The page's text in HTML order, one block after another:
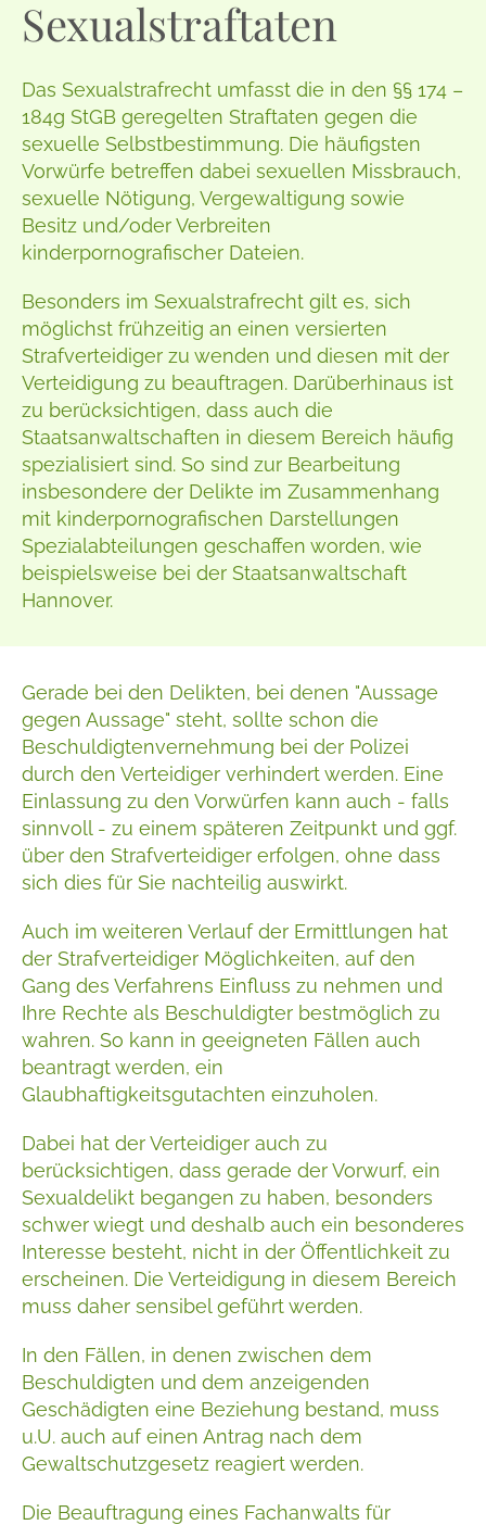
Sexualstraftaten
Das Sexualstrafrecht umfasst die in den §§ 174 –
184g StGB geregelten Straftaten gegen die
sexuelle Selbstbestimmung. Die häufigsten
Vorwürfe betreffen dabei sexuellen Missbrauch,
sexuelle Nötigung, Vergewaltigung sowie
Besitz und/oder Verbreiten
kinderpornografischer Dateien.
Besonders im Sexualstrafrecht gilt es, sich
möglichst frühzeitig an einen versierten
Strafverteidiger zu wenden und diesen mit der
Verteidigung zu beauftragen. Darüberhinaus ist
zu berücksichtigen, dass auch die
Staatsanwaltschaften in diesem Bereich häufig
spezialisiert sind. So sind zur Bearbeitung
insbesondere der Delikte im Zusammenhang
mit kinderpornografischen Darstellungen
Spezialabteilungen geschaffen worden, wie
beispielsweise bei der Staatsanwaltschaft
Hannover.
Gerade bei den Delikten, bei denen "Aussage
gegen Aussage" steht, sollte schon die
Beschuldigtenvernehmung bei der Polizei
durch den Verteidiger verhindert werden. Eine
Einlassung zu den Vorwürfen kann auch - falls
sinnvoll - zu einem späteren Zeitpunkt und ggf.
über den Strafverteidiger erfolgen, ohne dass
sich dies für Sie nachteilig auswirkt.
Auch im weiteren Verlauf der Ermittlungen hat
der Strafverteidiger Möglichkeiten, auf den
Gang des Verfahrens Einfluss zu nehmen und
Ihre Rechte als Beschuldigter bestmöglich zu
wahren. So kann in geeigneten Fällen auch
beantragt werden, ein
Glaubhaftigkeitsgutachten einzuholen.
Dabei hat der Verteidiger auch zu
berücksichtigen, dass gerade der Vorwurf, ein
Sexualdelikt begangen zu haben, besonders
schwer wiegt und deshalb auch ein besonderes
Interesse besteht, nicht in der Öffentlichkeit zu
erscheinen. Die Verteidigung in diesem Bereich
muss daher sensibel geführt werden.
In den Fällen, in denen zwischen dem
Beschuldigten und dem anzeigenden
Geschädigten eine Beziehung bestand, muss
u.U. auch auf einen Antrag nach dem
Gewaltschutzgesetz reagiert werden.
Die Beauftragung eines Fachanwalts für